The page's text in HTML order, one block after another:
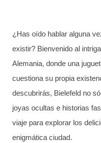
¿Has oído hablar alguna
existir? Bienvenido al
Alemania, donde una
cuestiona su propia
descubrirás, Bielefeld no
joyas ocultas e historias
viaje para explorar los
enigmática ciudad.